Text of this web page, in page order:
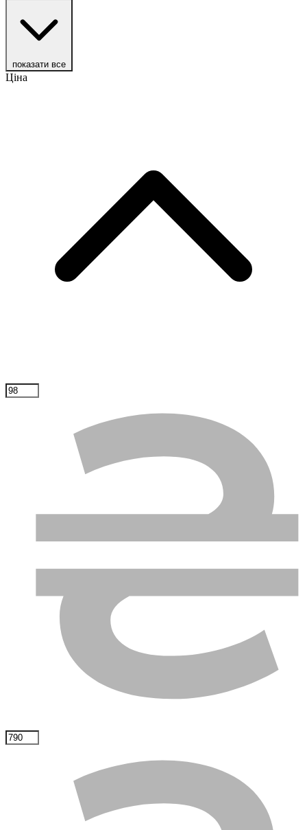
показати все
Ціна